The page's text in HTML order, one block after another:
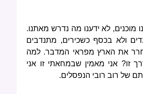
מוכנים, לא ידענו מה נדרש מאתנו.
ולא בכסף כשכירים, מתנדבים
את הארץ מפראי המדבר. למה
זו? אני מאמין שבמחאתי זו אני
של רוב רובי הנפסלים.